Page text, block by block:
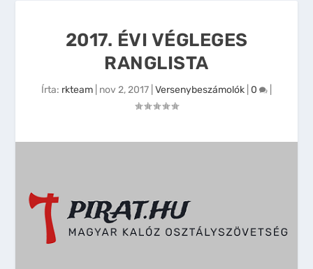
2017. ÉVI VÉGLEGES
RANGLISTA
Írta: rkteam nov 2, 2017 Versenybeszámolók 0